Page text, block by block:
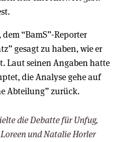
“BamS”-Reporter
gesagt zu haben, wie er
Laut seinen Angaben hatte
die Analyse gehe auf
Abteilung” zurück.
die Debatte für Unfug,
und Natalie Horler